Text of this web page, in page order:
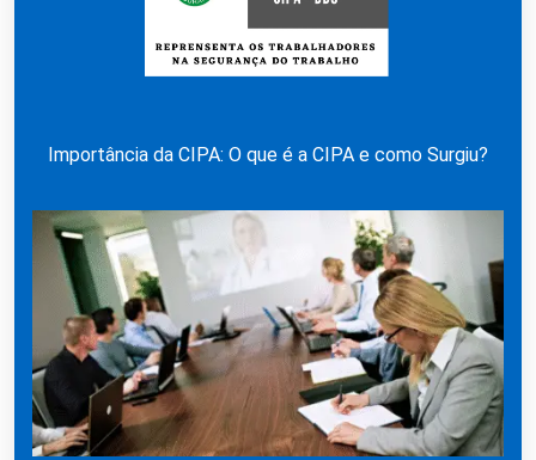
Importância da CIPA: O que é a CIPA e como Surgiu?